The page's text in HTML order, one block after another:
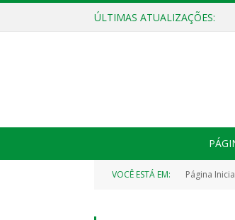
ÚLTIMAS ATUALIZAÇÕES:
VOCÊ ESTÁ EM: Página